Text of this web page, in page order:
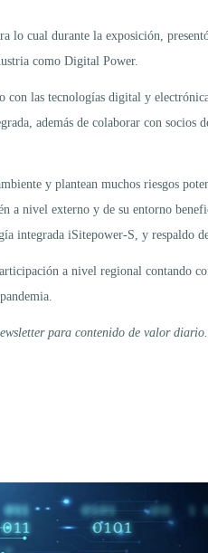
cual durante la exposición,
como Digital Power.
las tecnologías digital y
además de colaborar con socios
y plantean muchos riesgos
nivel externo y de su entorno
integrada iSitepower-S, y respaldo
a nivel regional contando
para contenido de valor diario.